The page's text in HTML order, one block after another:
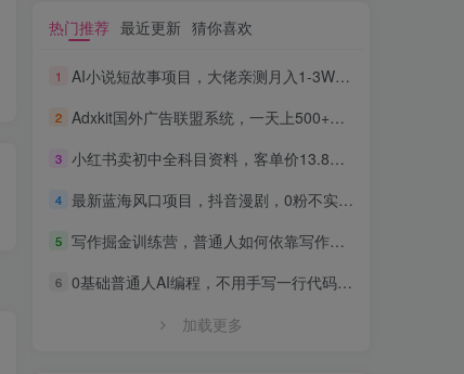
最新蓝海风口项目，抖音漫剧，0粉不实名每天一小时，月入1W+【揭秘】
热门推荐 最近更新 猜你喜欢
1 AI小说短故事项目，大佬亲测月入1-3W，零基础教你用AI批量产出优质短故事，实现一稿多吃多渠道变现
2 Adxkit国外广告联盟系统，一天上500+广告，让你的投放更加高效简单！
3 小红书卖初中全科目资料，客单价13.8，279天卖了20w
4 最新蓝海风口项目，抖音漫剧，0粉不实名每天一小时，月入1W+【揭秘】
5 写作掘金训练营，普通人如何依靠写作过上理想生活，可开启你的写作复利之路（更新6月）
6 0基础普通人AI编程，不用手写一行代码，AI开发到上架全流程，普通人也能做出自己的软件
加载更多